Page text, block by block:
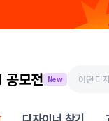
공모전 New